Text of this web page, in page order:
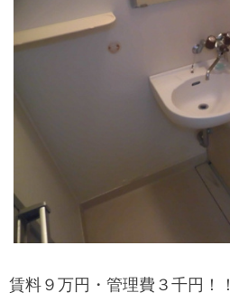
賃料９万円・管理費３千円！！